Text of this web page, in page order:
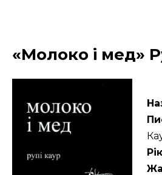
«Молоко і мед»
Рік